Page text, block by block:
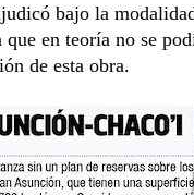
bajo la
en teoría no se
de esta obra.